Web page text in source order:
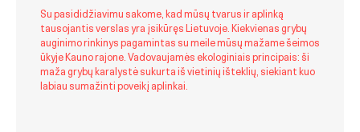
Su pasididžiavimu sakome, kad mūsų tvarus ir aplinką
tausojantis verslas yra įsikūręs Lietuvoje. Kiekvienas grybų
auginimo rinkinys pagamintas su meile mūsų mažame šeimos
ūkyje Kauno rajone. Vadovaujamės ekologiniais principais: ši
maža grybų karalystė sukurta iš vietinių išteklių, siekiant kuo
labiau sumažinti poveikį aplinkai.